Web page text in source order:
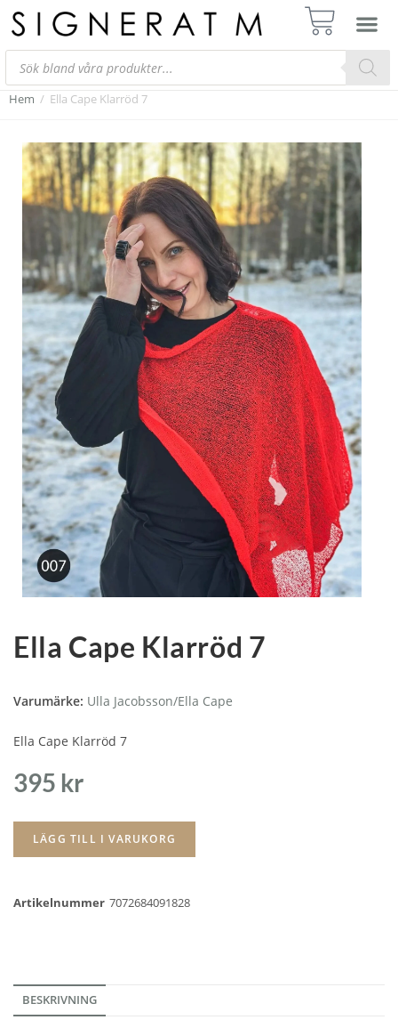
Hem / Ella Cape Klarröd 7
Ella Cape Klarröd 7
Varumärke: Ulla Jacobsson/Ella Cape
Ella Cape Klarröd 7
395 kr
LÄGG TILL I VARUKORG
Artikelnummer 7072684091828
BESKRIVNING